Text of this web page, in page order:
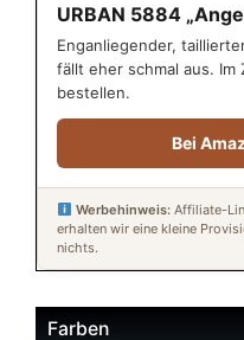
URBAN 5884
Enganliegender,
fällt eher schmal aus.
bestellen.
Bei
Werbehinweis:Affiliate-
erhalten wir eine kleine
nichts.
Farben